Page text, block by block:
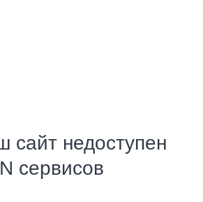
сайт недоступен
сервисов